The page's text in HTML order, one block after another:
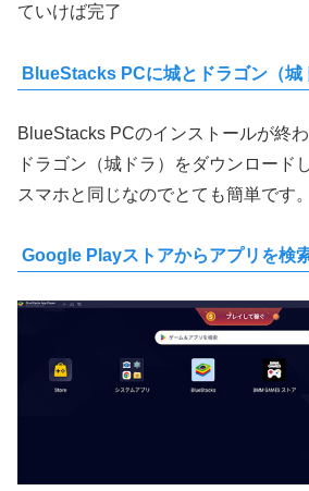
ていけば完了
BlueStacks PCに城とドラゴン（城
BlueStacks PCのインストールが終
ドラゴン（城ドラ）をダウンロード
スマホと同じなのでとても簡単です。
Google Playストアからアプリを検